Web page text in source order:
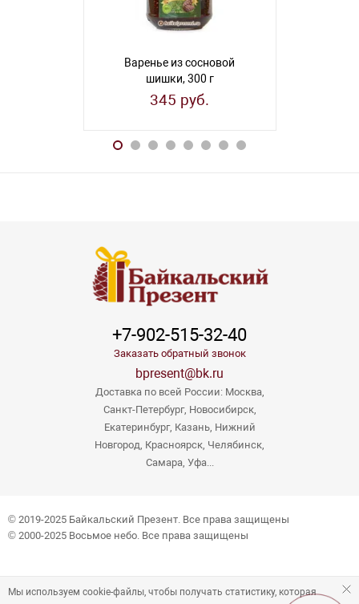
Варенье из сосновой
шишки, 300 г
345 руб.
+7-902-515-32-40
Заказать обратный звонок
bpresent@bk.ru
Доставка по всей России: Москва,
Санкт-Петербург, Новосибирск,
Екатеринбург, Казань, Нижний
Новгород, Красноярск, Челябинск,
Самара, Уфа...
© 2019-2025 Байкальский Презент. Все права защищены
© 2000-2025 Восьмое небо. Все права защищены
Мы используем cookie-файлы, чтобы получать статистику, которая